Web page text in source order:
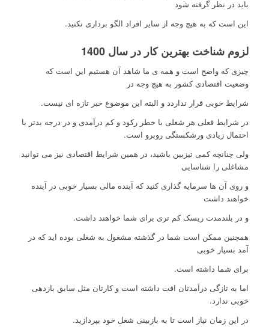
باید در نظر گرفته شود
این است که به هیچ وجه از سایر افراد الگو برداری نکنید.
لزوم شناخت بهترین کار در سال 1400
چیزی که واضح است و همه ی ما شاهد آن هستیم این است که
وضعیت اقتصادی کشور به هیچ وجه در
شرایط خوبی قرار نداردد و البته این موضوع خبر تازه ای نیست.
در شرایط فعلی هر شغلی با خطر رکود و کم درآمدی و در درجه بدتر با
احتمال زیادی ورشکستگی روبرو است.
ولی چنانچه کمی تیزبین باشید، در همین شرایط اقتصادی نیز می توانید
مشاغلی را شناسایی
و روی آن ها سرمایه گذاری کنید که آینده مالی بسیار خوبی در آینده
خواهند داشت
و در بلندمدت ریسک کم تری برای شما خواهند داشت.
همچنین ممکن است شما در گذشته مشغول به شغلی بوده اید که در
آمد بسیار خوبی
برای شما داشته است.
اما به تازگی درآمدتان افت داشته است و کارتان مثل سابق بازدهی
خوبی ندارد.
در این زمان نیاز است تا به بازبینی شغل خود بپردازید.